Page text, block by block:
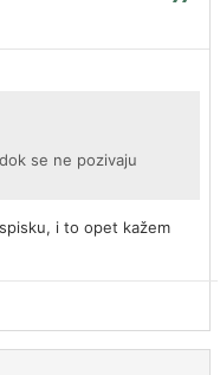
se ne pozivaju
i to opet kažem